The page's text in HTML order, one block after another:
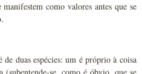
como valores antes que se
de duas espécies: um é próprio à coisa